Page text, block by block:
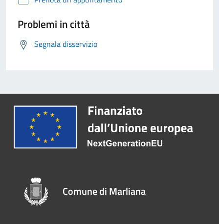
Problemi in città
Segnala disservizio
Comune di Marliana